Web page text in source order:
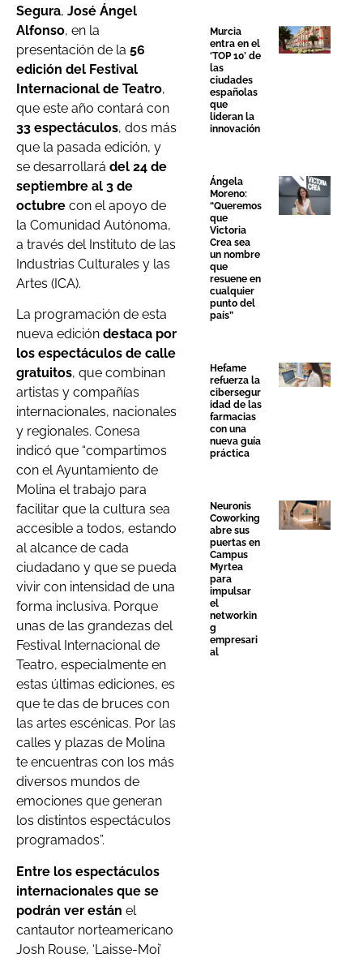
Segura, José Ángel
Alfonso, en la
presentación de la 56
edición del Festival
Internacional de Teatro,
que este año contará con
33 espectáculos, dos más
que la pasada edición, y
se desarrollará del 24 de
septiembre al 3 de
octubre con el apoyo de
la Comunidad Autónoma,
a través del Instituto de las
Industrias Culturales y las
Artes (ICA).
La programación de esta
nueva edición destaca por
los espectáculos de calle
gratuitos, que combinan
artistas y compañías
internacionales, nacionales
y regionales. Conesa
indicó que “compartimos
con el Ayuntamiento de
Molina el trabajo para
facilitar que la cultura sea
accesible a todos, estando
al alcance de cada
ciudadano y que se pueda
vivir con intensidad de una
forma inclusiva. Porque
unas de las grandezas del
Festival Internacional de
Teatro, especialmente en
estas últimas ediciones, es
que te das de bruces con
las artes escénicas. Por las
calles y plazas de Molina
te encuentras con los más
diversos mundos de
emociones que generan
los distintos espectáculos
programados”.
Entre los espectáculos
internacionales que se
podrán ver están el
cantautor norteamericano
Josh Rouse, ‘Laisse-Moi’
Murcia
entra en el
‘TOP 10’ de
las
ciudades
españolas
que
lideran la
innovación
Ángela
Moreno:
“Queremos
que
Victoria
Crea sea
un nombre
que
resuene en
cualquier
punto del
país”
Hefame
refuerza la
cibersegur
idad de las
farmacias
con una
nueva guía
práctica
Neuronis
Coworking
abre sus
puertas en
Campus
Myrtea
para
impulsar
el
networkin
g
empresari
al